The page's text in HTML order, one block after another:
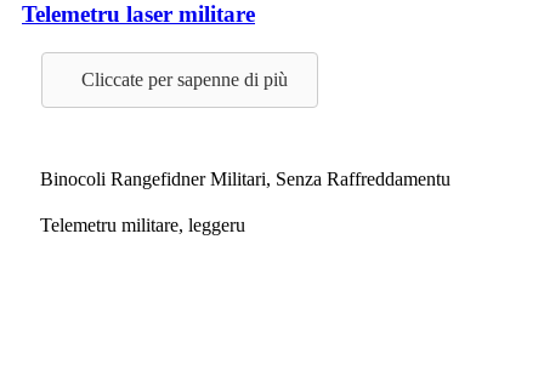
Telemetru laser militare
Cliccate per sapenne di più
Binocoli Rangefidner Militari, Senza Raffreddamentu
Telemetru militare, leggeru